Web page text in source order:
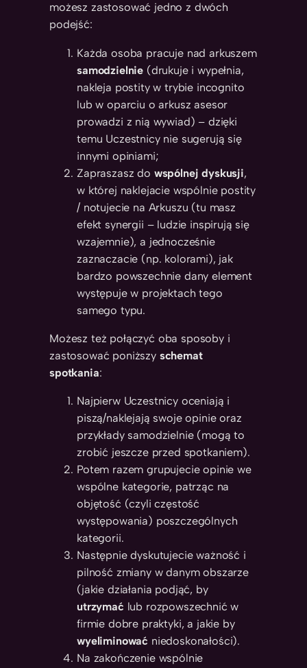
możesz zastosować jedno z dwóch
podejść:
Każda osoba pracuje nad arkuszem
samodzielnie (drukuje i wypełnia,
nakleja postity w trybie incognito
lub w oparciu o arkusz asesor
prowadzi z nią wywiad) – dzięki
temu Uczestnicy nie sugerują się
innymi opiniami;
Zapraszasz do wspólnej dyskusji,
w której naklejacie wspólnie postity
/ notujecie na Arkuszu (tu masz
efekt synergii – ludzie inspirują się
wzajemnie), a jednocześnie
zaznaczacie (np. kolorami), jak
bardzo powszechnie dany element
występuje w projektach tego
samego typu.
Możesz też połączyć oba sposoby i
zastosować poniższy schemat
spotkania:
Najpierw Uczestnicy oceniają i
piszą/naklejają swoje opinie oraz
przykłady samodzielnie (mogą to
zrobić jeszcze przed spotkaniem).
Potem razem grupujecie opinie we
wspólne kategorie, patrząc na
objętość (czyli częstość
występowania) poszczególnych
kategorii.
Następnie dyskutujecie ważność i
pilność zmiany w danym obszarze
(jakie działania podjąć, by
utrzymać lub rozpowszechnić w
firmie dobre praktyki, a jakie by
wyeliminować niedoskonałości).
Na zakończenie wspólnie